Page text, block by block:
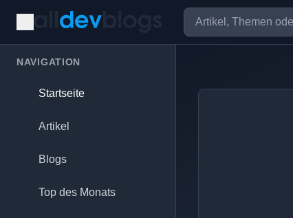
NAVIGATION
Startseite
Artikel
Blogs
Top des Monats